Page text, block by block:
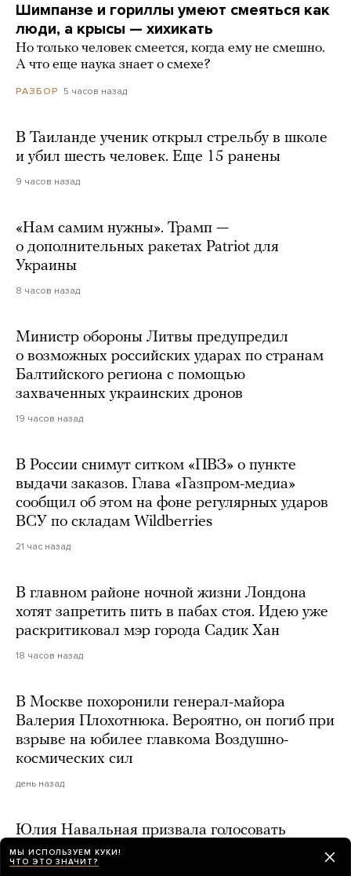
Шимпанзе и гориллы умеют смеяться как
люди, а крысы — хихикать
Но только человек смеется, когда ему не смешно.
А что еще наука знает о смехе?
РАЗБОР 5 часов назад
В Таиланде ученик открыл стрельбу в школе
и убил шесть человек. Еще 15 ранены
9 часов назад
«Нам самим нужны». Трамп —
о дополнительных ракетах Patriot для
Украины
8 часов назад
Министр обороны Литвы предупредил
о возможных российских ударах по странам
Балтийского региона с помощью
захваченных украинских дронов
19 часов назад
В России снимут ситком «ПВЗ» о пункте
выдачи заказов. Глава «Газпром-медиа»
сообщил об этом на фоне регулярных ударов
ВСУ по складам Wildberries
21 час назад
В главном районе ночной жизни Лондона
хотят запретить пить в пабах стоя. Идею уже
раскритиковал мэр города Садик Хан
18 часов назад
В Москве похоронили генерал-майора
Валерия Плохотнюка. Вероятно, он погиб при
взрыве на юбилее главкома Воздушно-
космических сил
день назад
Юлия Навальная призвала голосовать
за «Яблоко» на выборах в Госдуму
МЫ ИСПОЛЬЗУЕМ КУКИ!
ЧТО ЭТО ЗНАЧИТ?